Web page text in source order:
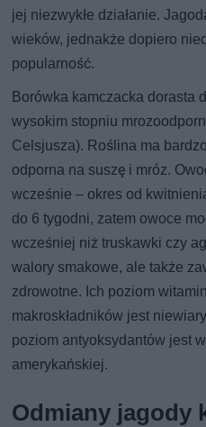
jej niezwykłe działanie.
wieków, jednakże dopiero
popularność.
Borówka kamczacka dorasta
wysokim stopniu
Celsjusza). Roślina ma
odporna na suszę i mróz.
wcześnie – okres od
do 6 tygodni, zatem owoce
wcześniej niż truskawki czy
walory smakowe, ale także
zdrowotne. Ich poziom
makroskładników jest
poziom antyoksydantów jest
amerykańskiej.
Odmiany jagody